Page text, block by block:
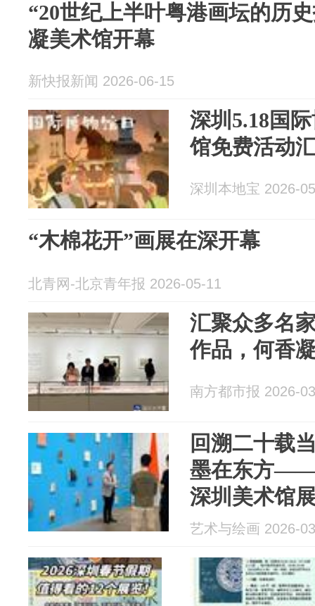
“20世纪上半叶粤港画坛的历
凝美术馆开幕
新快报新闻 2026-06-15
深圳5.18国
馆免费活动
深圳本地宝 2026-
“木棉花开”画展在深开幕
北青网-北京青年报 2026-05-11
汇聚众多名
作品，何香
南方都市报 2026-
回溯二十载
墨在东方——
深圳美术馆
艺术与绘画 2026-